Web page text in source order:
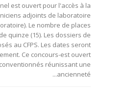
est ouvert pour l'accès à la
adjoints de laboratoire
Le nombre de places
quinze (15). Les dossiers de
au CFPS. Les dates seront
Ce concours-est ouvert
réunissant une
ancienneté...